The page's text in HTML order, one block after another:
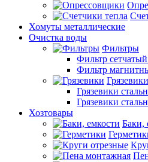
Хомуты металлические
Очистка воды
Фильтры
Фильтр
Фильтр
Грязевики
Грязевики
Грязевики
Хозтовары
Баки,